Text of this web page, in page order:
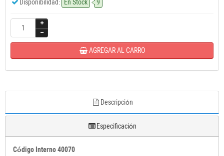
Disponibilidad: En Stock 9
AGREGAR AL CARRO
Descripción
Especificación
Código Interno 40070